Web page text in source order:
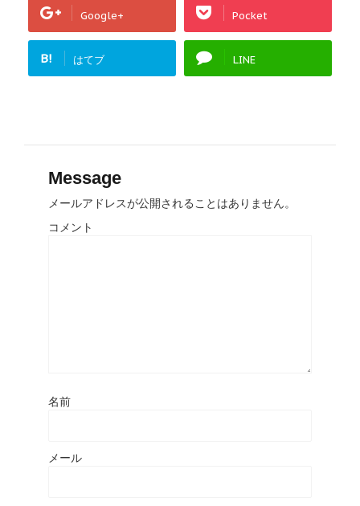
Google+ Pocket
B! はてブ LINE
Message
メールアドレスが公開されることはありません。
コメント
名前
メール